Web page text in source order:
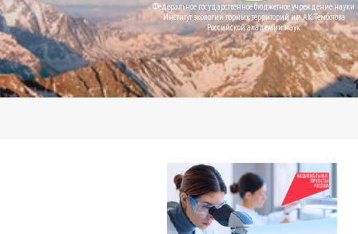
Федеральное государственное бюджетное учреждение науки
Институт экологии горных территорий им. А.К. Темботова
Российской академии наук